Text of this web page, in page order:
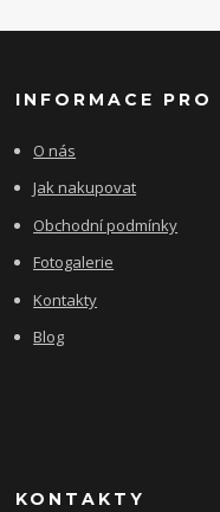
INFORMACE
O nás
Jak nakupovat
Obchodní podmínky
Fotogalerie
Kontakty
Blog
KONTAKTY